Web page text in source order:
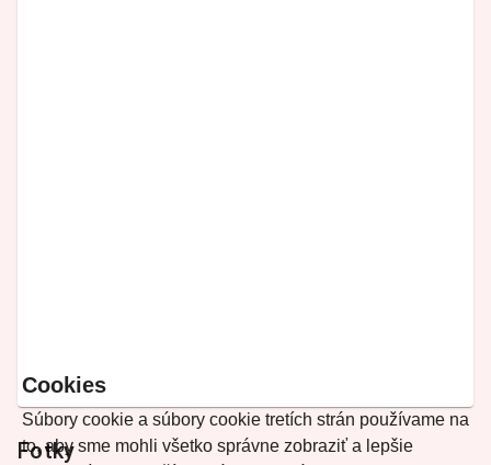
Fotky
Cookies
Súbory cookie a súbory cookie tretích strán používame na
to, aby sme mohli všetko správne zobraziť a lepšie